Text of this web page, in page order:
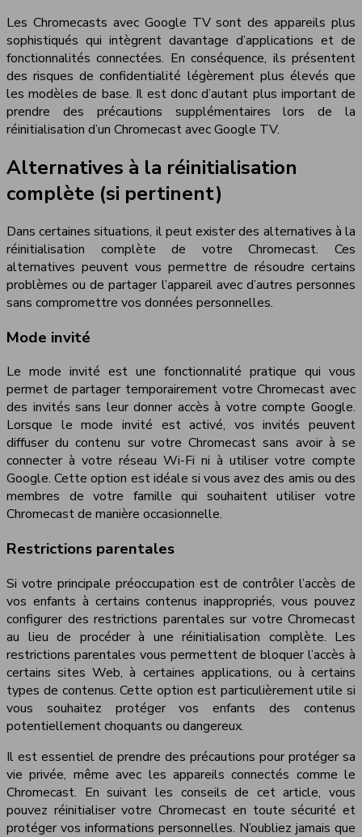
Les Chromecasts avec Google TV sont des appareils plus
sophistiqués qui intègrent davantage d’applications et de
fonctionnalités connectées. En conséquence, ils présentent
des risques de confidentialité légèrement plus élevés que
les modèles de base. Il est donc d’autant plus important de
prendre des précautions supplémentaires lors de la
réinitialisation d’un Chromecast avec Google TV.
Alternatives à la réinitialisation
complète (si pertinent)
Dans certaines situations, il peut exister des alternatives à la
réinitialisation complète de votre Chromecast. Ces
alternatives peuvent vous permettre de résoudre certains
problèmes ou de partager l’appareil avec d’autres personnes
sans compromettre vos données personnelles.
Mode invité
Le mode invité est une fonctionnalité pratique qui vous
permet de partager temporairement votre Chromecast avec
des invités sans leur donner accès à votre compte Google.
Lorsque le mode invité est activé, vos invités peuvent
diffuser du contenu sur votre Chromecast sans avoir à se
connecter à votre réseau Wi-Fi ni à utiliser votre compte
Google. Cette option est idéale si vous avez des amis ou des
membres de votre famille qui souhaitent utiliser votre
Chromecast de manière occasionnelle.
Restrictions parentales
Si votre principale préoccupation est de contrôler l’accès de
vos enfants à certains contenus inappropriés, vous pouvez
configurer des restrictions parentales sur votre Chromecast
au lieu de procéder à une réinitialisation complète. Les
restrictions parentales vous permettent de bloquer l’accès à
certains sites Web, à certaines applications, ou à certains
types de contenus. Cette option est particulièrement utile si
vous souhaitez protéger vos enfants des contenus
potentiellement choquants ou dangereux.
Il est essentiel de prendre des précautions pour protéger sa
vie privée, même avec les appareils connectés comme le
Chromecast. En suivant les conseils de cet article, vous
pouvez réinitialiser votre Chromecast en toute sécurité et
protéger vos informations personnelles. N’oubliez jamais que